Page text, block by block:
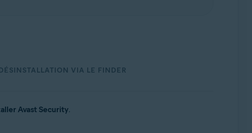
VIA LE FINDER
Avast Security.